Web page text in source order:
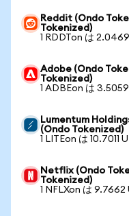
Reddit (Ondo
Tokenized)
1 RDDTon は
Adobe (Ondo
Tokenized)
1 ADBEon は
Lumentum
(Ondo Tokenized)
1 LITEon は 10.7011
Netflix (Ondo
Tokenized)
1 NFLXon は 9.7662